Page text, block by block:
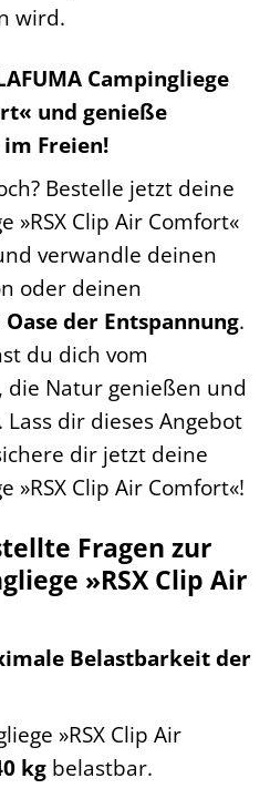
wird.
Campingliege
und genieße
Freien!
Bestelle jetzt deine
»RSX Clip Air Comfort«
verwandle deinen
oder deinen
Oase der Entspannung.
du dich vom
die Natur genießen und
dir dieses Angebot
dir jetzt deine
»RSX Clip Air Comfort«!
Fragen zur
»RSX Clip Air
Belastbarkeit der
»RSX Clip Air
kg belastbar.